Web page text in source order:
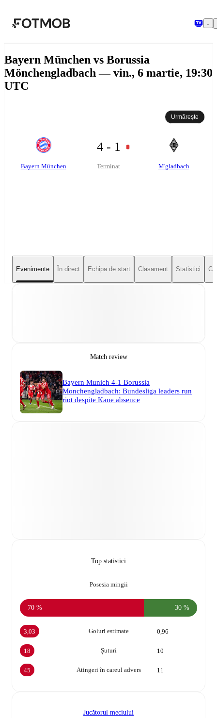
Bayern München vs Borussia
Mönchengladbach — vin., 6 martie, 19:30
UTC
Urmărește
Bayern München
4 - 1
Terminat M'gladbach
Evenimente În direct Echipa de start Clasament Statistici
Match review
Bayern Munich 4-1 Borussia
Monchengladbach: Bundesliga leaders run
riot despite Kane absence
Top statistici
Posesia mingii
70 % 30 %
Goluri estimate
3,03 0,96
Șuturi
18 10
Atingeri în careul advers
45 11
Jucătorul meciului